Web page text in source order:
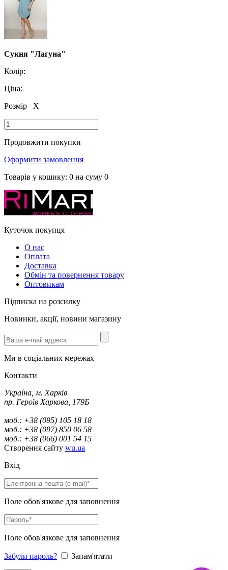
Сукня "Лагуна"
Колір:
Ціна:
Розмір
X
Продовжити покупки
Оформити замовлення
Товарів у кошику: 0 на суму 0
Куточок покупця
О нас
Оплата
Доставка
Обмін та повернення товару
Оптовикам
Підписка на розсилку
Новинки, акції, новини магазину
Ми в соціальних мережах
Контакти
Україна, м. Харків
пр. Героїв Харкова, 179Б
моб.: +38 (095) 105 18 18
моб.: +38 (097) 850 06 58
моб.: +38 (066) 001 54 15
Створення сайту wu.ua
Вхід
Поле обов'язкове для заповнення
Поле обов'язкове для заповнення
Забули пароль? Запам'ятати